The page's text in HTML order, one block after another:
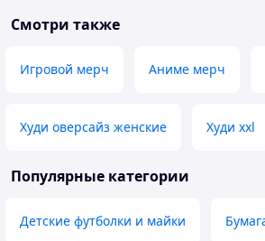
Смотри также
Игровой мерч Аниме мерч
Худи оверсайз женские Худи xxl
Популярные категории
Детские футболки и майки